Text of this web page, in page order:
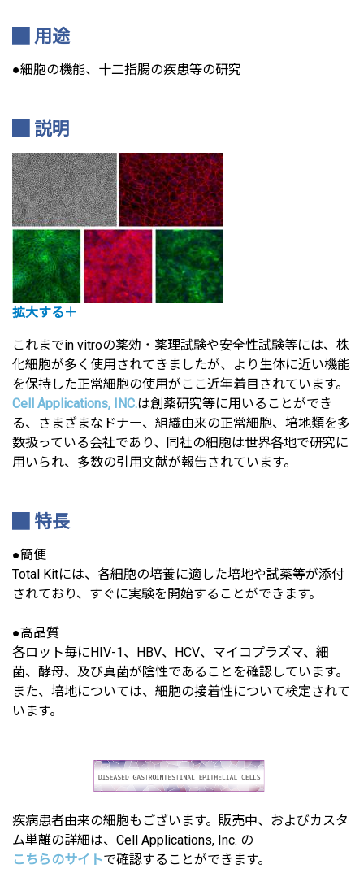
用途
●細胞の機能、十二指腸の疾患等の研究
説明
拡大する＋
これまでin vitroの薬効・薬理試験や安全性試験等には、株
化細胞が多く使用されてきましたが、より生体に近い機能
を保持した正常細胞の使用がここ近年着目されています。
Cell Applications, INC.は創薬研究等に用いることができ
る、さまざまなドナー、組織由来の正常細胞、培地類を多
数扱っている会社であり、同社の細胞は世界各地で研究に
用いられ、多数の引用文献が報告されています。
特長
●簡便
Total Kitには、各細胞の培養に適した培地や試薬等が添付
されており、すぐに実験を開始することができます。
●高品質
各ロット毎にHIV-1、HBV、HCV、マイコプラズマ、細
菌、酵母、及び真菌が陰性であることを確認しています。
また、培地については、細胞の接着性について検定されて
います。
疾病患者由来の細胞もございます。販売中、およびカスタ
ム単離の詳細は、Cell Applications, Inc. の
こちらのサイトで確認することができます。